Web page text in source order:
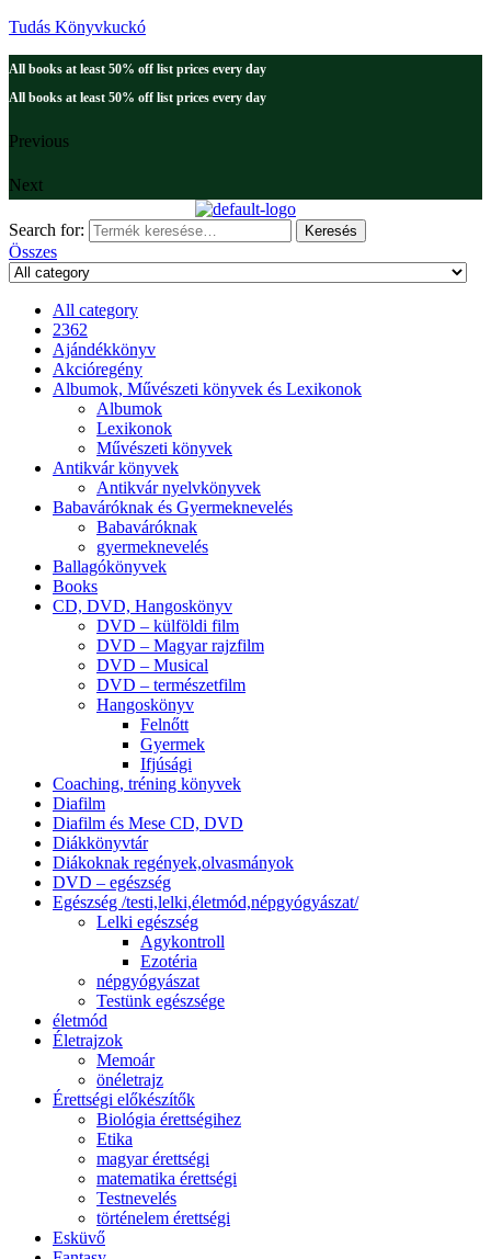
Tudás Könyvkuckó
All books at least 50% off list prices every day
All books at least 50% off list prices every day
Previous
Next
Search for: Keresés
Összes
All category
2362
Ajándékkönyv
Akcióregény
Albumok, Művészeti könyvek és Lexikonok
Albumok
Lexikonok
Művészeti könyvek
Antikvár könyvek
Antikvár nyelvkönyvek
Babaváróknak és Gyermeknevelés
Babaváróknak
gyermeknevelés
Ballagókönyvek
Books
CD, DVD, Hangoskönyv
DVD – külföldi film
DVD – Magyar rajzfilm
DVD – Musical
DVD – természetfilm
Hangoskönyv
Felnőtt
Gyermek
Ifjúsági
Coaching, tréning könyvek
Diafilm
Diafilm és Mese CD, DVD
Diákkönyvtár
Diákoknak regények,olvasmányok
DVD – egészség
Egészség /testi,lelki,életmód,népgyógyászat/
Lelki egészség
Agykontroll
Ezotéria
népgyógyászat
Testünk egészsége
életmód
Életrajzok
Memoár
önéletrajz
Érettségi előkészítők
Biológia érettségihez
Etika
magyar érettségi
matematika érettségi
Testnevelés
történelem érettségi
Esküvő